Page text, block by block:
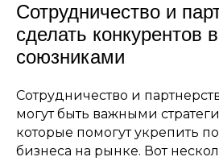
Сотрудничество и
сделать конкурентов
союзниками
Сотрудничество и
могут быть важными
которые помогут укрепить
бизнеса на рынке. Вот